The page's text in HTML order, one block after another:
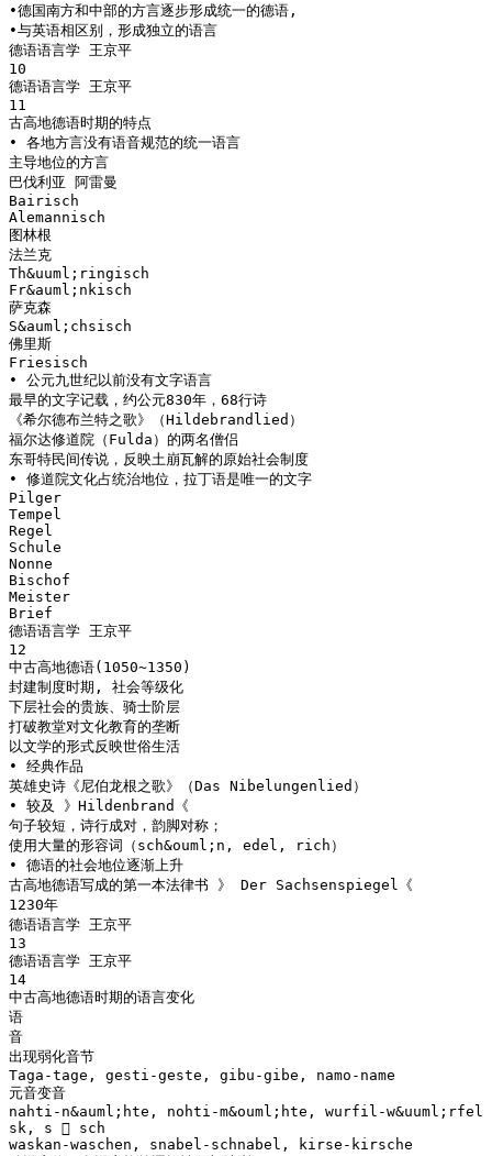
•德国南方和中部的方言逐步形成统一的德语,
•与英语相区别，形成独立的语言
德语语言学 王京平
10
德语语言学 王京平
11
古高地德语时期的特点
• 各地方言没有语音规范的统一语言
主导地位的方言
巴伐利亚 阿雷曼
Bairisch
Alemannisch
图林根
法兰克
Th&uuml;ringisch
Fr&auml;nkisch
萨克森
S&auml;chsisch
佛里斯
Friesisch
• 公元九世纪以前没有文字语言
最早的文字记载，约公元830年，68行诗
《希尔德布兰特之歌》（Hildebrandlied）
福尔达修道院（Fulda）的两名僧侣
东哥特民间传说，反映土崩瓦解的原始社会制度
• 修道院文化占统治地位，拉丁语是唯一的文字
Pilger
Tempel
Regel
Schule
Nonne
Bischof
Meister
Brief
德语语言学 王京平
12
中古高地德语(1050~1350)
封建制度时期, 社会等级化
下层社会的贵族、骑士阶层
打破教堂对文化教育的垄断
以文学的形式反映世俗生活
• 经典作品
英雄史诗《尼伯龙根之歌》（Das Nibelungenlied）
• 较及 》Hildenbrand《
句子较短，诗行成对，韵脚对称；
使用大量的形容词（sch&ouml;n, edel, rich）
• 德语的社会地位逐渐上升
古高地德语写成的第一本法律书 》 Der Sachsenspiegel《
1230年
德语语言学 王京平
13
德语语言学 王京平
14
中古高地德语时期的语言变化
语
音
出现弱化音节
Taga-tage, gesti-geste, gibu-gibe, namo-name
元音变音
nahti-n&auml;hte, nohti-m&ouml;hte, wurfil-w&uuml;rfel
sk, s  sch
waskan-waschen, snabel-schnabel, kirse-kirsche